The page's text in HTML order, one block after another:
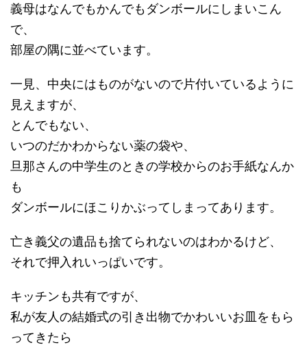
義母はなんでもかんでもダンボールにしまいこん
で、
部屋の隅に並べています。
一見、中央にはものがないので片付いているように
見えますが、
とんでもない、
いつのだかわからない薬の袋や、
旦那さんの中学生のときの学校からのお手紙なんか
も
ダンボールにほこりかぶってしまってあります。
亡き義父の遺品も捨てられないのはわかるけど、
それで押入れいっぱいです。
キッチンも共有ですが、
私が友人の結婚式の引き出物でかわいいお皿をもら
ってきたら